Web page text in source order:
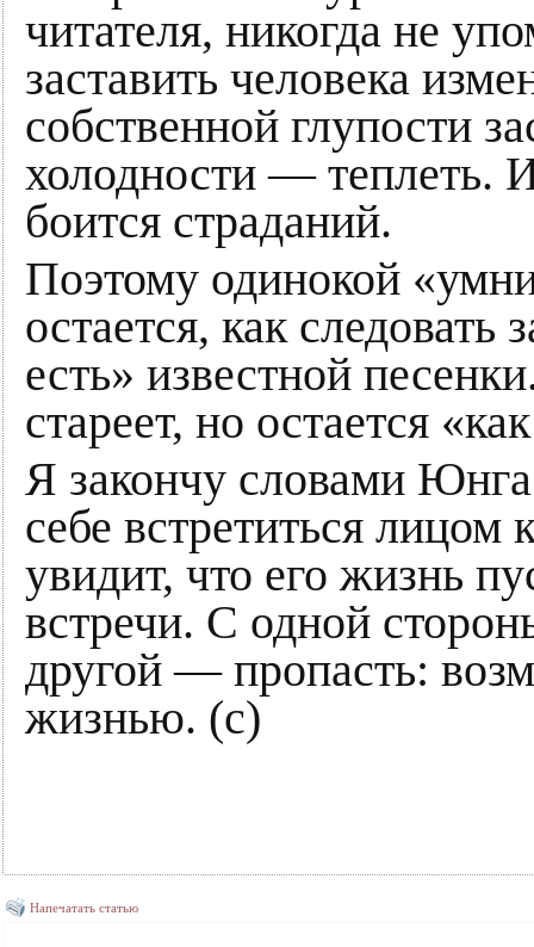
читателя, никогда не
заставить человека
собственной глупости
холодности — теплеть.
боится страданий.
Поэтому одинокой
остается, как следовать
есть» известной
стареет, но остается
Я закончу словами
себе встретиться
увидит, что его жизнь
встречи. С одной
другой — пропасть:
жизнью. (с)
Напечатать статью